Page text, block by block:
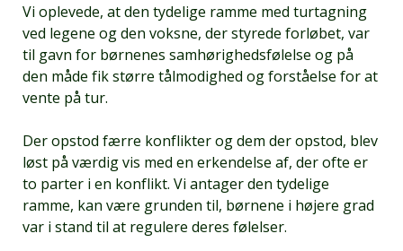
Vi oplevede, at den tydelige ramme med turtagning
ved legene og den voksne, der styrede forløbet, var
til gavn for børnenes samhørighedsfølelse og på
den måde fik større tålmodighed og forståelse for at
vente på tur.
Der opstod færre konflikter og dem der opstod, blev
løst på værdig vis med en erkendelse af, der ofte er
to parter i en konflikt. Vi antager den tydelige
ramme, kan være grunden til, børnene i højere grad
var i stand til at regulere deres følelser.